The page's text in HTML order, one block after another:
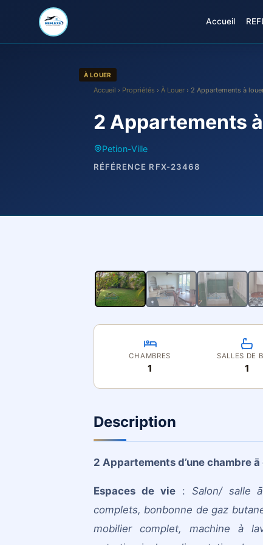
Accueil
Accueil › Propriétés › À Louer › 2 Appartements à
À LOUER
2 Appartements
Petion-Ville
RÉFÉRENCE RFX-23468
CHAMBRES
1
SALLES DE
1
Description
2 Appartements d’une chambre ā
Espaces de vie: Salon/ salle
complets, bonbonne de gaz
mobilier complet, machine à